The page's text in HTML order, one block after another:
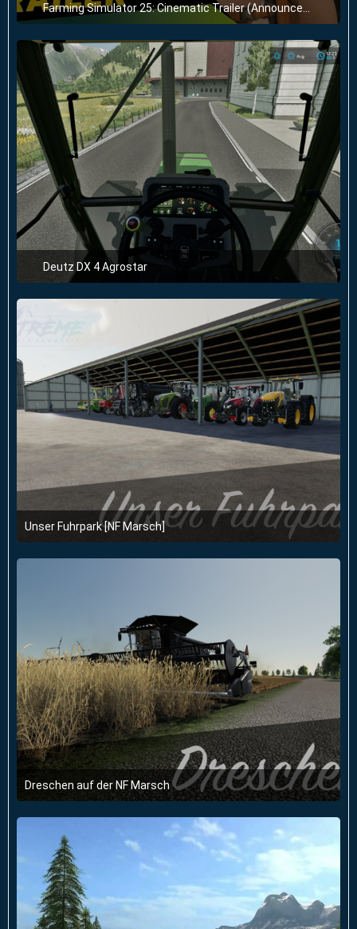
Farming Simulator 25: Cinematic Trailer (Announcement)
25. Juni 2024 um 20:24
1
Deutz DX 4 Agrostar
26. Februar 2022 um 23:54
1
Unser Fuhrpark [NF Marsch]
29. März 2021 um 13:13
Dreschen auf der NF Marsch
29. März 2021 um 10:55